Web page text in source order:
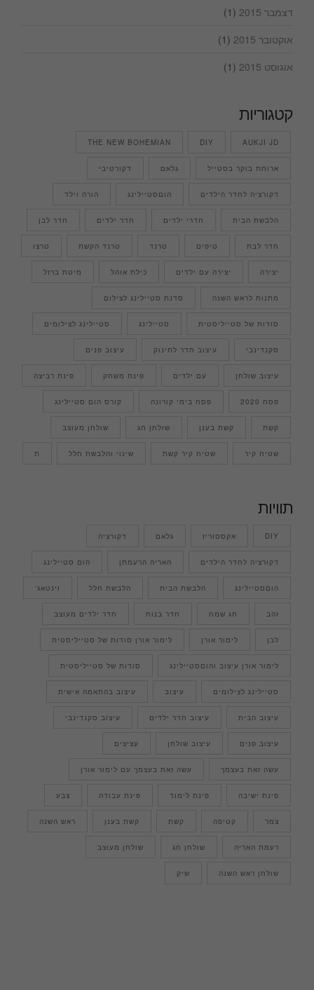
דצמבר 2015
(1)
אוקטובר 2015
(1)
אוגוסט 2015
(1)
קטגוריות
AUKJI JD
DIY
THE NEW BOHEMIAN
ארוחת בוקר בסטייל גלאם דקורטיבי
דקורציה לחדר הילדים הוםסטיילינג הורה וילד
הלבשת הבית חדרי ילדים חדר ילדים חדר לבן
חדר לבת טיפים טרנד טרנד הקשת טרצו
יצירה יצירה עם ילדים כילת אוהל מיטת ברזל
מתנות לראש השנה סדנת סטיילינג לצילום
סודות של סטייליסטית סטיילינג סטיילינג לצילומים
סקנדינבי עיצוב חדר לתינוק עיצוב פנים
עיצוב שולחן עם ילדים פינת משחק פינת רביצה
פסח 2020 פסח בימי קורונה קורס הום סטיילינג
קשת קשת בענן שולחן חג שולחן מעוצב
שטיח קיר שטיח קיר קשת שינוי והלבשת חלל ת
תוויות
DIY אקססוריז גלאם דקורציה
דקורציה לחדר הילדים האריה הרעמתן הום סטיילינג
הוםסטיילינג הלבשת הבית הלבשת חלל וינטאג'
זהב חג שמח חדר בנות חדר ילדים מעוצב
לבן לימור אורן לימור אורן סודות של סטייליסטית
לימור אורן עיצוב והוםסטיילינג סודות של סטייליסטית
סטיילינג לצילומים עיצוב עיצוב בהתאמה אישית
עיצוב הבית עיצוב חדר ילדים עיצוב סקנדינבי
עיצוב פנים עיצוב שולחן עציצים
עשה זאת בעצמך עשה זאת בעצמך עם לימור אורן
פינת ישיבה פינת לימוד פינת עבודה צבע
צמר קטיפה קשת קשת בענן ראש השנה
רעמת האריה שולחן חג שולחן מעוצב
שולחן ראש השנה שיק